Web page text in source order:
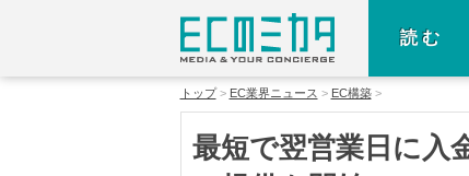
読む
トップ EC業界ニュース EC構築
最短で翌営業日に入